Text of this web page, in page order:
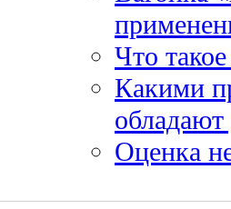
Что
Какими
обладают
Оценка